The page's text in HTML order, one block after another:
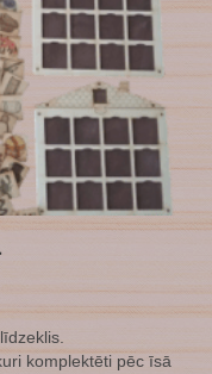
komplektēti pēc īsā